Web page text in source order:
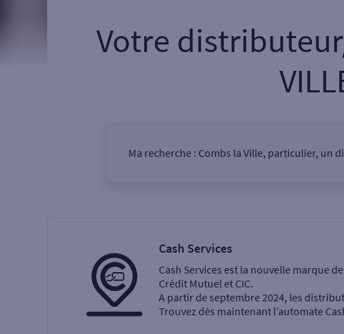
Votre
Ma recherche : Combs la Ville, particulier, un
Ma recherche
Cash Services
Cash Services est la nouvelle marque
Crédit Mutuel et CIC.
A partir de septembre 2024, les
Trouvez dès maintenant l’automate